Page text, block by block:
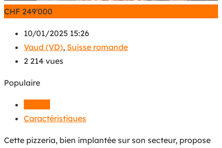
CHF 249'000
10/01/2025 15:26
Vaud (VD), Suisse romande
2 214 vues
Populaire
Caractéristiques
Cette pizzeria, bien implantée sur son secteur, propose